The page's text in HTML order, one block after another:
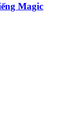
Magic